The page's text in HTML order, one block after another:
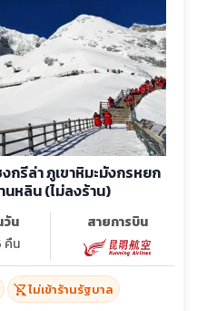
กรีล่า ภูเขาหิมะมังกรหยก
นหลิน (ไม่ลงร้าน)
วัน
คืน
สายการบิน
shopping_cart_offไม่เข้าร้านรัฐบาล